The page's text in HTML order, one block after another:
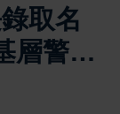
取名
層警政